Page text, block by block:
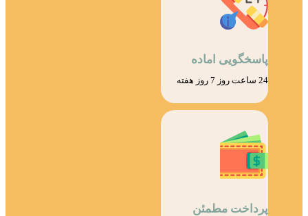
پاسخگویی اماده
24 ساعت روز 7 روز هفته
پرداخت مطمئن